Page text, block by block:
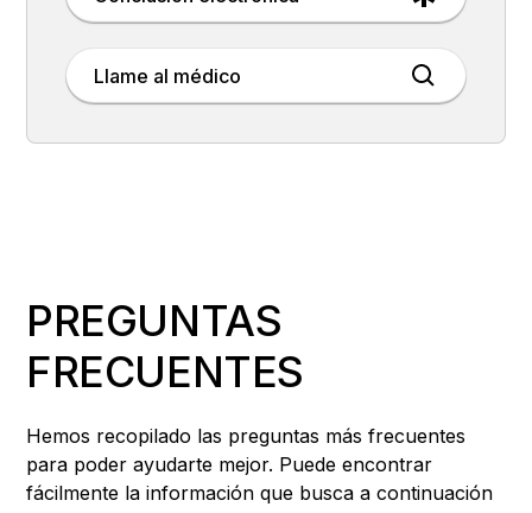
Llame al médico
PREGUNTAS
FRECUENTES
Hemos recopilado las preguntas más frecuentes
para poder ayudarte mejor. Puede encontrar
fácilmente la información que busca a continuación